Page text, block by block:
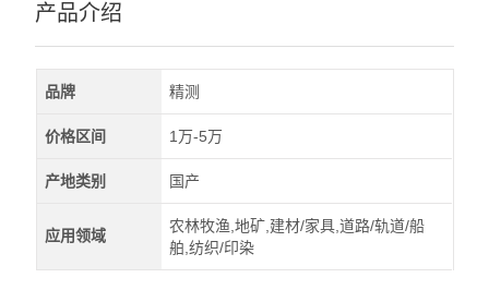
产品介绍
品牌 精测
价格区间 1万-5万
产地类别 国产
应用领域
农林牧渔,地矿,建材/家具,道路/轨道/船
舶,纺织/印染